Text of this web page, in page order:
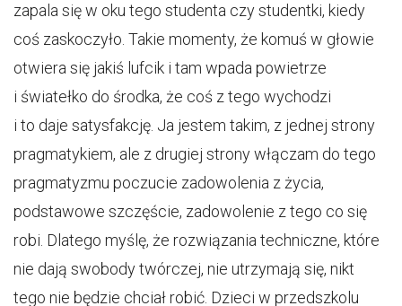
zapala się w oku tego studenta czy studentki, kiedy
coś zaskoczyło. Takie momenty, że komuś w głowie
otwiera się jakiś lufcik i tam wpada powietrze
i światełko do środka, że coś z tego wychodzi
i to daje satysfakcję. Ja jestem takim, z jednej strony
pragmatykiem, ale z drugiej strony włączam do tego
pragmatyzmu poczucie zadowolenia z życia,
podstawowe szczęście, zadowolenie z tego co się
robi. Dlatego myślę, że rozwiązania techniczne, które
nie dają swobody twórczej, nie utrzymają się, nikt
tego nie będzie chciał robić. Dzieci w przedszkolu